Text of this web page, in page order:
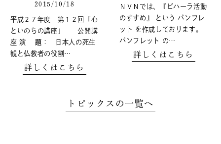
2015/10/18
平成２７年度 第１２回「心
といのちの講座」 公開講
座 演 題： 日本人の死生
観と仏教者の役割…
詳しくはこちら
ＮＶＮでは、『ビハーラ活動
のすすめ』 という パンフレ
ット を作成しております。
パンフレット の…
詳しくはこちら
トピックスの一覧へ